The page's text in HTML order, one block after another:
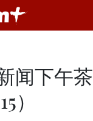
闻下午茶
）